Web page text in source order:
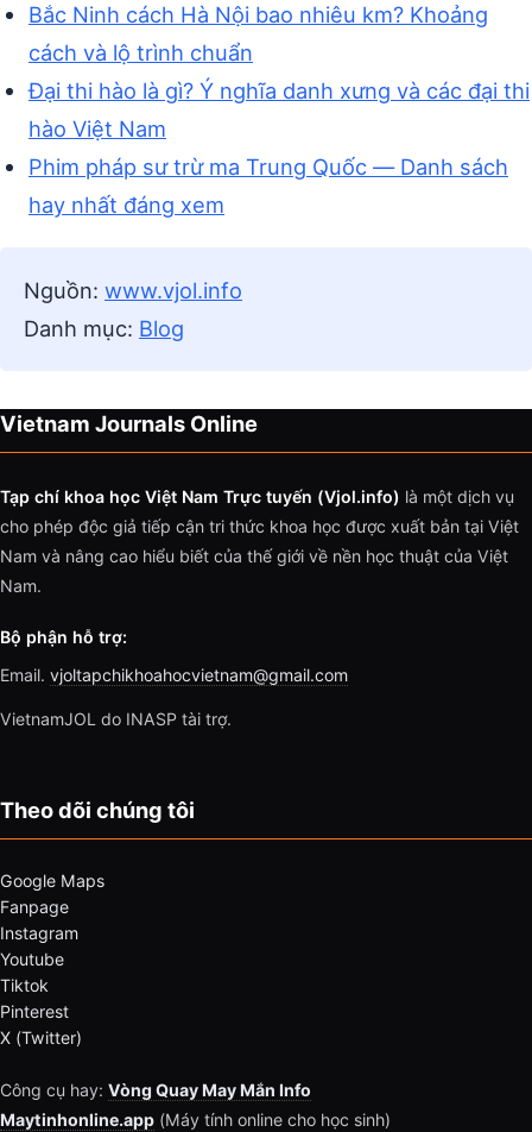
Bắc Ninh cách Hà Nội bao nhiêu km? Khoảng
cách và lộ trình chuẩn
Đại thi hào là gì? Ý nghĩa danh xưng và các đại thi
hào Việt Nam
Phim pháp sư trừ ma Trung Quốc — Danh sách
hay nhất đáng xem
Nguồn: www.vjol.info
Danh mục: Blog
Vietnam Journals Online
Tạp chí khoa học Việt Nam Trực tuyến (Vjol.info) là một dịch vụ
cho phép độc giả tiếp cận tri thức khoa học được xuất bản tại Việt
Nam và nâng cao hiểu biết của thế giới về nền học thuật của Việt
Nam.
Bộ phận hỗ trợ:
Email. vjoltapchikhoahocvietnam@gmail.com
VietnamJOL do INASP tài trợ.
Theo dõi chúng tôi
Google Maps
Fanpage
Instagram
Youtube
Tiktok
Pinterest
X (Twitter)
Công cụ hay: Vòng Quay May Mắn Info
Maytinhonline.app (Máy tính online cho học sinh)